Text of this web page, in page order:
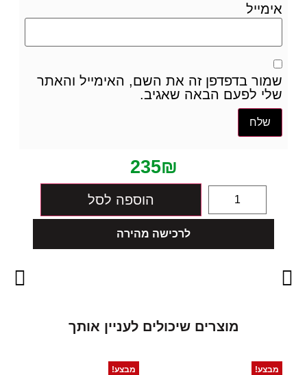
אימייל
שמור בדפדפן זה את השם, האימייל והאתר
שלי לפעם הבאה שאגיב.
235₪
הוספה לסל
לרכישה מהירה
מוצרים שיכולים לעניין אותך
מבצע! מבצע!